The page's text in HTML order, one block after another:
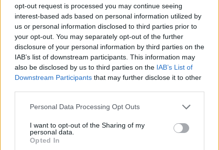
opt-out request is processed you may continue seeing
interest-based ads based on personal information utilized by
us or personal information disclosed to third parties prior to
your opt-out. You may separately opt-out of the further
disclosure of your personal information by third parties on the
IAB’s list of downstream participants. This information may
also be disclosed by us to third parties on the IAB’s List of
Downstream Participants that may further disclose it to other
Please note that this website/app uses one or more Google
not limited to your visit or usage behaviour. You may click to
grant or deny consent to Google and its third-party tags to
use your data for below specified purposes in below Google
Personal Data Processing Opt Outs
I want to opt-out of the Sharing of my
personal data.
Opted In
Nem feltétlenül nagy programokra van szükség. Egy
csendes kávé kettesben, egy beszélgetés vacsora után,
egy közös séta vagy egy rövid kiruccanás már elég lehet
ahhoz, hogy közelebb kerüljetek egymáshoz. A lényeg, hogy
jelen legyetek egymásnak, ne csak egymás mellett.
7. Kölcsönös tisztelet és
A tisztelet minden életkorban fontos, de ahogy a nők
idősebbek lesznek, egyre kevésbé engednek belőle. Már